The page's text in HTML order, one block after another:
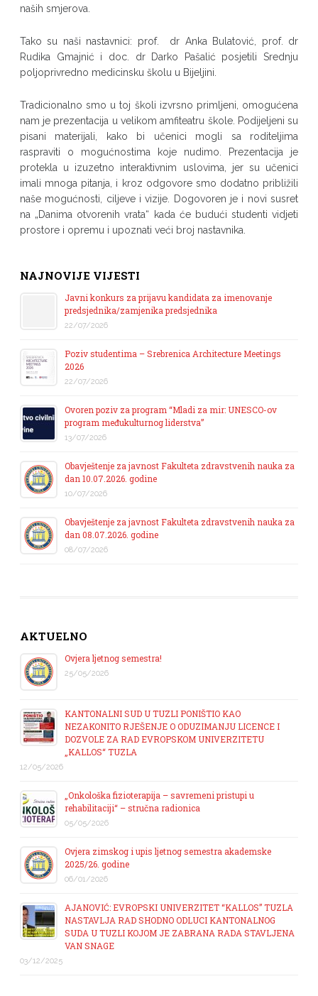
naših smjerova.
Tako su naši nastavnici: prof. dr Anka Bulatović, prof. dr
Rudika Gmajnić i doc. dr Darko Pašalić posjetili Srednju
poljoprivredno medicinsku školu u Bijeljini.
Tradicionalno smo u toj školi izvrsno primljeni, omogućena
nam je prezentacija u velikom amfiteatru škole. Podijeljeni su
pisani materijali, kako bi učenici mogli sa roditeljima
raspraviti o mogućnostima koje nudimo. Prezentacija je
protekla u izuzetno interaktivnim uslovima, jer su učenici
imali mnoga pitanja, i kroz odgovore smo dodatno približili
naše mogućnosti, ciljeve i vizije. Dogovoren je i novi susret
na „Danima otvorenih vrata“ kada će budući studenti vidjeti
prostore i opremu i upoznati veći broj nastavnika.
NAJNOVIJE VIJESTI
Javni konkurs za prijavu kandidata za imenovanje
predsjednika/zamjenika predsjednika
22/07/2026
Poziv studentima – Srebrenica Architecture Meetings
2026
22/07/2026
Ovoren poziv za program “Mladi za mir: UNESCO-ov
program međukulturnog liderstva”
13/07/2026
Obavještenje za javnost Fakulteta zdravstvenih nauka za
dan 10.07.2026. godine
10/07/2026
Obavještenje za javnost Fakulteta zdravstvenih nauka za
dan 08.07.2026. godine
08/07/2026
AKTUELNO
Ovjera ljetnog semestra!
25/05/2026
KANTONALNI SUD U TUZLI PONIŠTIO KAO
NEZAKONITO RJEŠENJE O ODUZIMANJU LICENCE I
DOZVOLE ZA RAD EVROPSKOM UNIVERZITETU
„KALLOS“ TUZLA
12/05/2026
„Onkološka fizioterapija – savremeni pristupi u
rehabilitaciji“ – stručna radionica
05/05/2026
Ovjera zimskog i upis ljetnog semestra akademske
2025/26. godine
06/01/2026
AJANOVIĆ: EVROPSKI UNIVERZITET “KALLOS” TUZLA
NASTAVLJA RAD SHODNO ODLUCI KANTONALNOG
SUDA U TUZLI KOJOM JE ZABRANA RADA STAVLJENA
VAN SNAGE
03/12/2025